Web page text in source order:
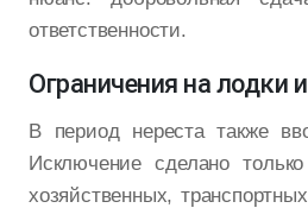
ответственности.
Ограничения на лодки
В период нереста также
Исключение сделано
хозяйственных,